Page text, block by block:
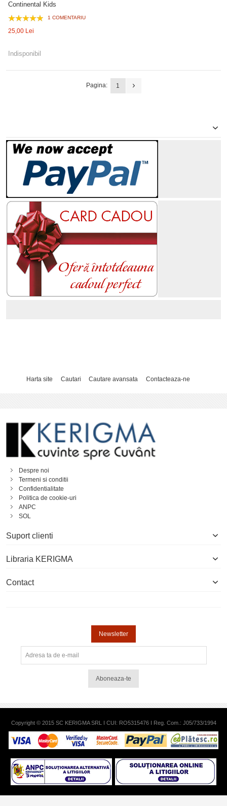
Continental Kids
1 COMENTARIU
25,00 Lei
Indisponibil
Pagina: 1
Harta site Cautari Cautare avansata Contacteaza-ne
Despre noi
Termeni si conditii
Confidentialitate
Politica de cookie-uri
ANPC
SOL
Suport clienti
Libraria KERIGMA
Contact
Newsletter
Aboneaza-te
Copyright © 2015 SC KERIGMA SRL I CUI: RO5315476 I Reg. Com.: J05/733/1994